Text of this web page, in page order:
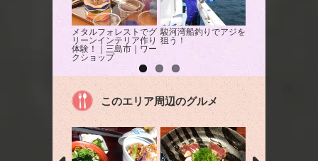
メタルフォレストでグ
リーンインテリア作り
体験！｜三島市｜ワー
クショップ
駿河湾船釣りでアジを
狙う！
このエリア周辺のグルメ